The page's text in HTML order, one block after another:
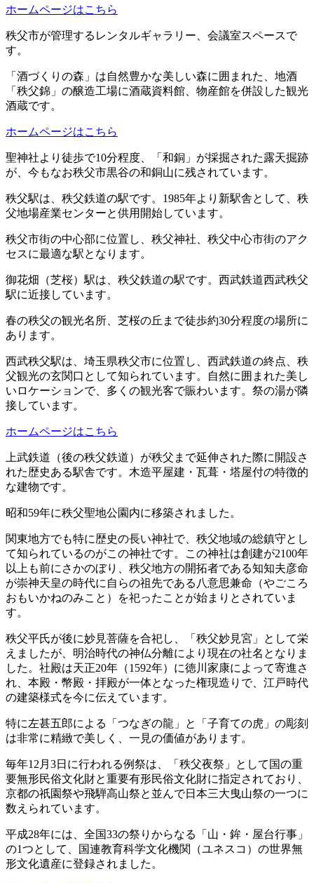
ホームページはこちら
秩父市が管理するレンタルギャラリー、会議室スペースで
す。
「酒づくりの森」は自然豊かな美しい森に囲まれた、地酒
「秩父錦」の醸造工場に酒蔵資料館、物産館を併設した観光
酒蔵です。
ホームページはこちら
聖神社より徒歩で10分程度、「和銅」が採掘された露天掘跡
が、今もなお秩父市黒谷の和銅山に残されています。
秩父駅は、秩父鉄道の駅です。1985年より新駅舎として、秩
父地場産業センターと供用開始しています。
秩父市街の中心部に位置し、秩父神社、秩父中心市街のアク
セスに最適な駅となります。
御花畑（芝桜）駅は、秩父鉄道の駅です。西武鉄道西武秩父
駅に近接しています。
春の秩父の観光名所、芝桜の丘まで徒歩約30分程度の場所に
あります。
西武秩父駅は、埼玉県秩父市に位置し、西武鉄道の終点、秩
父観光の玄関口として知られています。自然に囲まれた美し
いロケーションで、多くの観光客で賑わいます。祭の湯が隣
接しています。
ホームページはこちら
上武鉄道（後の秩父鉄道）が秩父まで延伸された際に開設さ
れた歴史ある駅舎です。木造平屋建・瓦葺・塔屋付の特徴的
な建物です。
昭和59年に秩父聖地公園内に移築されました。
関東地方でも特に歴史の長い神社で、秩父地域の総鎮守とし
て知られているのがこの神社です。この神社は創建が2100年
以上も前にさかのぼり、秩父地方の開拓者である知知夫彦命
が崇神天皇の時代に自らの祖先である八意思兼命（やごころ
おもいかねのみこと）を祀ったことが始まりとされていま
す。
秩父平氏が後に妙見菩薩を合祀し、「秩父妙見宮」として栄
えましたが、明治時代の神仏分離により現在の社名となりま
した。社殿は天正20年（1592年）に徳川家康によって寄進さ
れ、本殿・幣殿・拝殿が一体となった権現造りで、江戸時代
の建築様式を今に伝えています。
特に左甚五郎による「つなぎの龍」と「子育ての虎」の彫刻
は非常に精緻で美しく、一見の価値があります。
毎年12月3日に行われる例祭は、「秩父夜祭」として国の重
要無形民俗文化財と重要有形民俗文化財に指定されており、
京都の祇園祭や飛騨高山祭と並んで日本三大曳山祭の一つに
数えられています。
平成28年には、全国33の祭りからなる「山・鉾・屋台行事」
の1つとして、国連教育科学文化機関（ユネスコ）の世界無
形文化遺産に登録されました。